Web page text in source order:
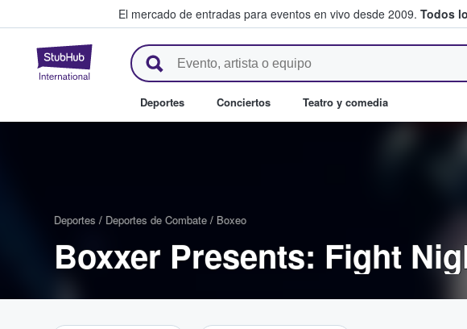
El mercado de entradas para eventos en vivo desde 2009. Todos
StubHub: compra y venta de entradas entre
Deportes Conciertos Teatro y comedia
Deportes / Deportes de Combate / Boxeo
Boxxer Presents: Fight